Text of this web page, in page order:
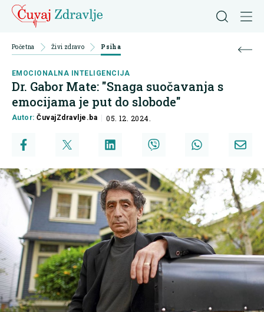
Početna Živi zdravo Psiha
EMOCIONALNA INTELIGENCIJA
Dr. Gabor Mate: "Snaga suočavanja s
emocijama je put do slobode"
Autor:ČuvajZdravlje.ba 05. 12. 2024.